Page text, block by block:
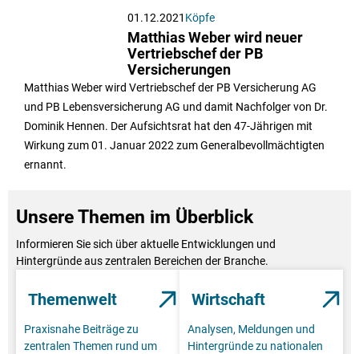
01.12.2021 Köpfe
Matthias Weber wird neuer
Vertriebschef der PB
Versicherungen
Matthias Weber wird Vertriebschef der PB Versicherung AG
und PB Lebensversicherung AG und damit Nachfolger von Dr.
Dominik Hennen. Der Aufsichtsrat hat den 47-Jährigen mit
Wirkung zum 01. Januar 2022 zum Generalbevollmächtigten
ernannt.
Unsere Themen im Überblick
Informieren Sie sich über aktuelle Entwicklungen und
Hintergründe aus zentralen Bereichen der Branche.
Themenwelt
Praxisnahe Beiträge zu
zentralen Themen rund um
Wirtschaft
Analysen, Meldungen und
Hintergründe zu nationalen